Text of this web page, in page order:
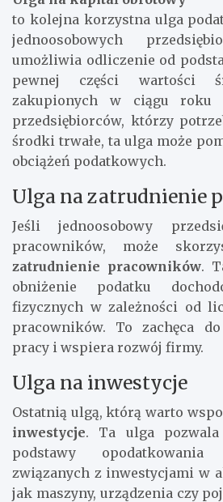
to kolejna korzystna ulga
jednoosobowych
umożliwia odliczenie od
pewnej części wartości
zakupionych w ciągu roku
przedsiębiorców, którzy
środki trwałe, ta ulga może
obciążeń podatkowych.
Ulga na zatrudnienie
Jeśli jednoosobowy
pracowników, może
zatrudnienie pracowników.
obniżenie podatku
fizycznych w zależności od
pracowników. To zachęca
pracy i wspiera rozwój firmy.
Ulga na inwestycje
Ostatnią ulgą, którą warto
inwestycje. Ta ulga
podstawy
związanych z inwestycjami w
jak maszyny, urządzenia czy